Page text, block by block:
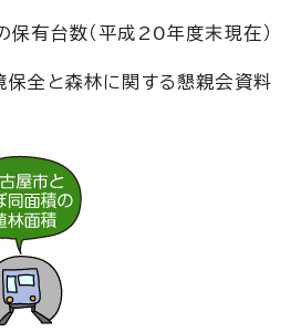
保有台数（平成20年度末現在）
保全と森林に関する懇親会資料